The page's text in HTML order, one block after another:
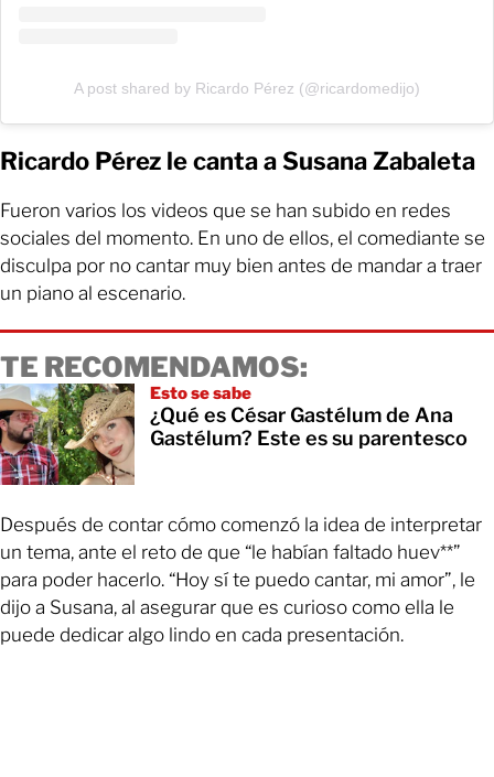
A post shared by Ricardo Pérez (@ricardomedijo)
Ricardo Pérez le canta a Susana Zabaleta
Fueron varios los videos que se han subido en redes
sociales del momento. En uno de ellos, el comediante se
disculpa por no cantar muy bien antes de mandar a traer
un piano al escenario.
TE RECOMENDAMOS:
Esto se sabe
¿Qué es César Gastélum de Ana
Gastélum? Este es su parentesco
Después de contar cómo comenzó la idea de interpretar
un tema, ante el reto de que “le habían faltado huev**”
para poder hacerlo. “Hoy sí te puedo cantar, mi amor”, le
dijo a Susana, al asegurar que es curioso como ella le
puede dedicar algo lindo en cada presentación.